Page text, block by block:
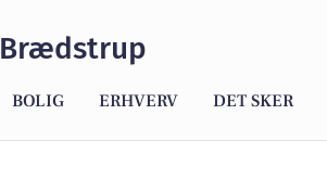
Brædstrup
BOLIG ERHVERV DET SKER